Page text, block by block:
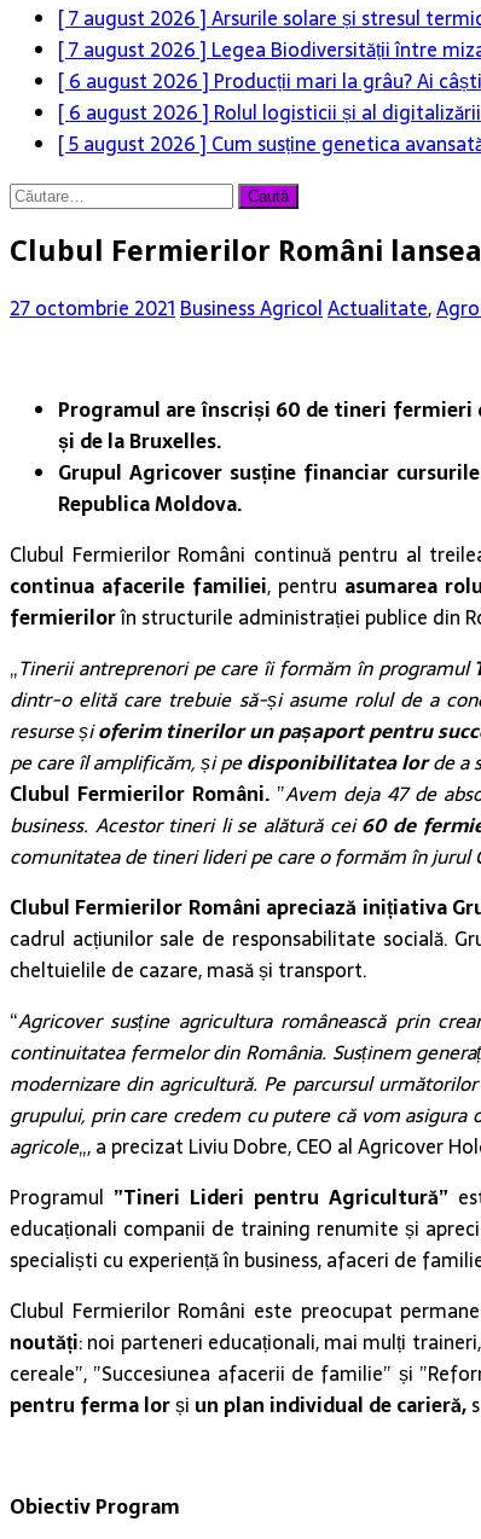
[ 7 august 2026 ]Arsurile solare și stresul
[ 7 august 2026 ] Legea Biodiversității între
[ 6 august 2026 ] Producții mari la grâu? Ai
[ 6 august 2026 ] Rolul logisticii și al
[ 5 august 2026 ] Cum susține genetica
Caută
Clubul Fermierilor Români
27 octombrie 2021 Business AgricolActualitate,
Programul are înscriși 60 de tineri
și de la Bruxelles.
Grupul Agricover susține financiar
Republica Moldova.
Clubul Fermierilor Români continuă pentru al
continua afacerile familiei, pentru asumarea
fermierilorîn structurile administrației publice din
„Tinerii antreprenori pe care îi formăm în programul
dintr-o elită care trebuie să-și asume rolul de a
resurse șioferim tinerilor un pașaport pentru
pe care îl amplificăm, și pedisponibilitatea lorde a
Clubul Fermierilor Români. ”Avem deja 47 de
business. Acestor tineri li se alătură cei60 de
comunitatea de tineri lideri pe care o formăm în jurul
Clubul Fermierilor Români apreciază inițiativa
cadrul acțiunilor sale de responsabilitate socială.
cheltuielile de cazare, masă și transport.
“Agricover susține agricultura românească prin
continuitatea fermelor din România. Susținem
modernizare din agricultură. Pe parcursul
grupului, prin care credem cu putere că vom
agricole„, a precizat Liviu Dobre, CEO al Agricover
Programul ”Tineri Lideri pentru Agricultură”
educaționali companii de training renumite și
specialiști cu experiență în business, afaceri de
Clubul Fermierilor Români este preocupat
noutăți: noi parteneri educaționali, mai mulți
cereale”, ”Succesiunea afacerii de familie” și
pentru ferma lorși un plan individual de carieră,
Obiectiv Program